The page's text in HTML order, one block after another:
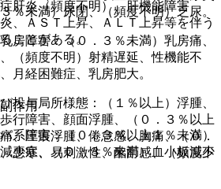
％未満）尿閉、（頻度不明）乏尿。
障害：（０．３％未満）乳房痛、
（頻度不明）射精遅延、性機能不
月経困難症、乳房肥大。
投与局所様態：（１％以上）浮腫、
行障害、顔面浮腫、（０．３％以上
、圧痕浮腫、倦怠感、胸痛、（０．
悪寒、易刺激性、酩酊感、（頻度不
肝炎（頻度不明）、肝機能障害
、ＡＳＴ上昇、ＡＬＴ上昇等を伴う
ことがある。
作用
系障害：（０．３％以上１％未満）
少症、（０．３％未満）血小板減少